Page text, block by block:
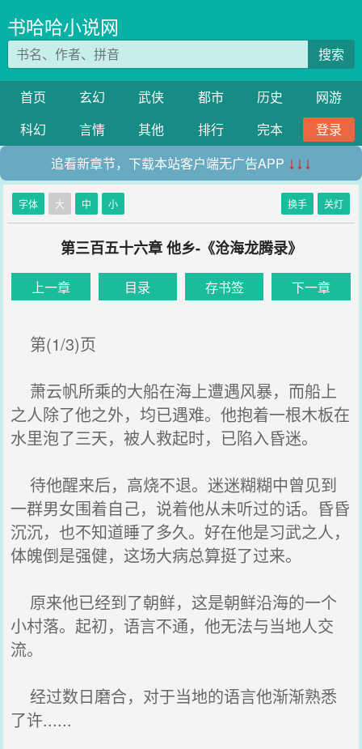
书哈哈小说网
搜索
首页 玄幻 武侠 都市 历史
网游
科幻
言情 其他 排行 完本
登录
追看新章节，下载本站客户端无广告APP ↓↓↓
字体 大 中 小 换手 关灯
第三百五十六章 他乡-《沧海龙腾录》
上一章 目录 存书签 下一章
第(1/3)页
萧云帆所乘的大船在海上遭遇风暴，而船上
之人除了他之外，均已遇难。他抱着一根木板在
水里泡了三天，被人救起时，已陷入昏迷。
待他醒来后，高烧不退。迷迷糊糊中曾见到
一群男女围着自己，说着他从未听过的话。昏昏
沉沉，也不知道睡了多久。好在他是习武之人，
体魄倒是强健，这场大病总算挺了过来。
原来他已经到了朝鲜，这是朝鲜沿海的一个
小村落。起初，语言不通，他无法与当地人交
流。
经过数日磨合，对于当地的语言他渐渐熟悉
了许......